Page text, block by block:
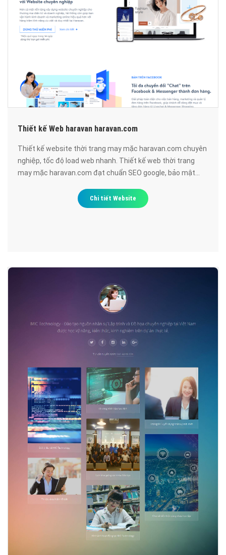
Thiết kế Web haravan haravan.com
Thiết kế website thời trang may mặc haravan.com chuyên
nghiệp, tốc độ load web nhanh. Thiết kế web thời trang
may mặc haravan.com đạt chuẩn SEO google, bảo mật
Chi tiết Website